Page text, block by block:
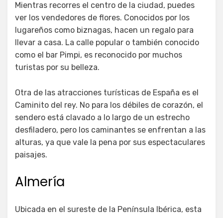
Mientras recorres el centro de la ciudad, puedes
ver los vendedores de flores. Conocidos por los
lugareños como biznagas, hacen un regalo para
llevar a casa. La calle popular o también conocido
como el bar Pimpi, es reconocido por muchos
turistas por su belleza.
Otra de las atracciones turísticas de España es el
Caminito del rey. No para los débiles de corazón, el
sendero está clavado a lo largo de un estrecho
desfiladero, pero los caminantes se enfrentan a las
alturas, ya que vale la pena por sus espectaculares
paisajes.
Almería
Ubicada en el sureste de la Península Ibérica, esta